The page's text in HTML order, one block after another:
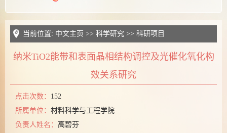
当前位置: 中文主页 >> 科学研究 >> 科研项目
纳米TiO2能带和表面晶相结构调控及光催化氧化构
效关系研究
点击次数： 152
所属单位： 材料科学与工程学院
负责人姓名： 高碧芬